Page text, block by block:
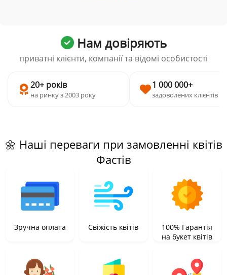
Нам довіряють
приватні клієнти, компанії та відомі особистості
20+ років
на ринку з 2003 року
1 000 000+
задоволених клієнтів
🌼 Наші переваги при замовленні квітів
Фастів
Зручна оплата Свіжість квітів
100% Гарантія
на букет квітів